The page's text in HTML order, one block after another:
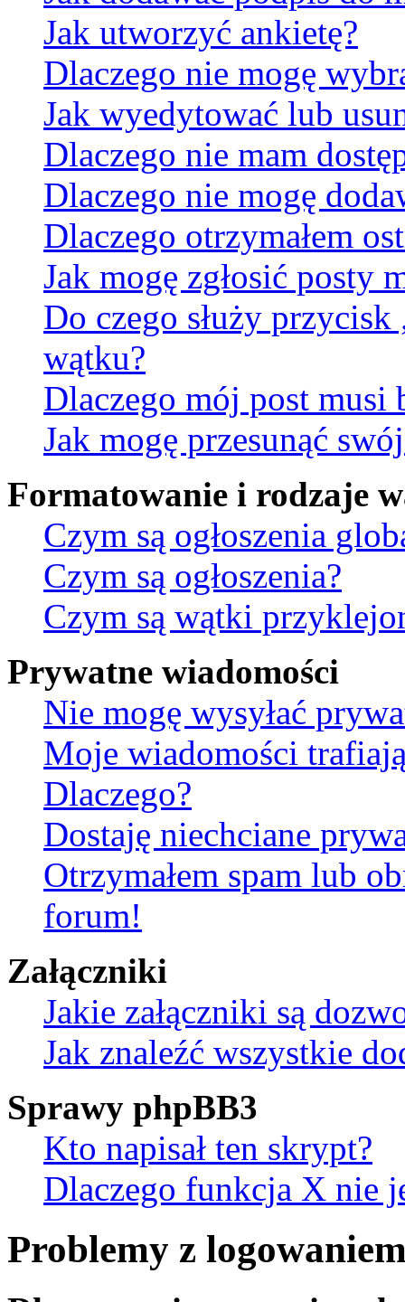
Jak utworzyć ankietę?
Dlaczego nie mogę
Jak wyedytować lub
Dlaczego nie mam
Dlaczego nie mogę
Dlaczego otrzymałem
Jak mogę zgłosić posty
Do czego służy
wątku?
Dlaczego mój post musi
Jak mogę przesunąć
Formatowanie i rodzaje
Czym są ogłoszenia
Czym są ogłoszenia?
Czym są wątki
Prywatne wiadomości
Nie mogę wysyłać
Moje wiadomości
Dlaczego?
Dostaję niechciane
Otrzymałem spam lub
forum!
Załączniki
Jakie załączniki są
Jak znaleźć wszystkie
Sprawy phpBB3
Kto napisał ten skrypt?
Dlaczego funkcja X nie
Problemy z